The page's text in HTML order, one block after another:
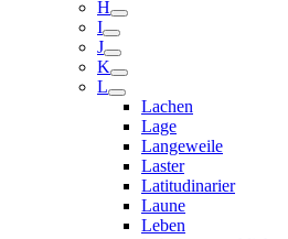
H
I
J
K
L
Lachen
Lage
Langeweile
Laster
Latitudinarier
Laune
Leben